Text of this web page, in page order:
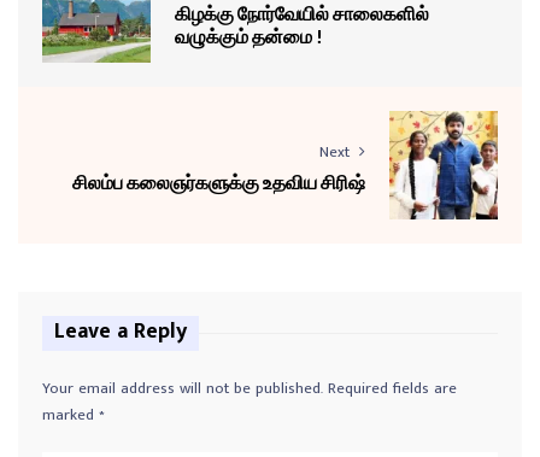
கிழக்கு நோர்வேயில் சாலைகளில்
வழுக்கும் தன்மை !
Next
சிலம்ப கலைஞர்களுக்கு உதவிய சிரிஷ்
Leave a Reply
Your email address will not be published.Required fields are
marked *